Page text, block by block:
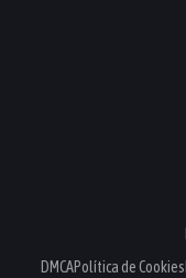
DMCAPolítica de Cookies